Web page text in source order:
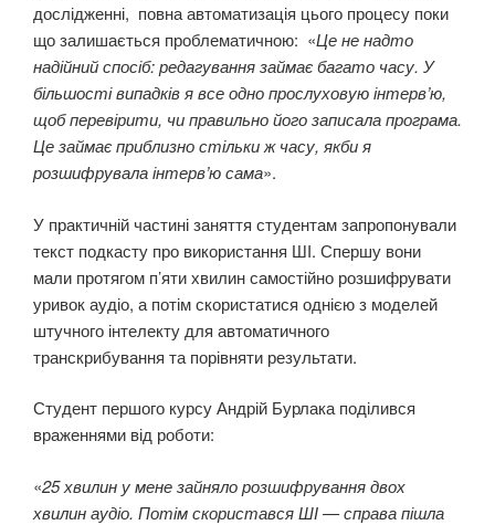
дослідженні, повна автоматизація цього процесу поки
що залишається проблематичною: «Це не надто
надійний спосіб: редагування займає багато часу. У
більшості випадків я все одно прослуховую інтерв’ю,
щоб перевірити, чи правильно його записала програма.
Це займає приблизно стільки ж часу, якби я
розшифрувала інтерв’ю сама».
У практичній частині заняття студентам запропонували
текст подкасту про використання ШІ. Спершу вони
мали протягом п’яти хвилин самостійно розшифрувати
уривок аудіо, а потім скористатися однією з моделей
штучного інтелекту для автоматичного
транскрибування та порівняти результати.
Студент першого курсу Андрій Бурлака поділився
враженнями від роботи:
«25 хвилин у мене зайняло розшифрування двох
хвилин аудіо. Потім скористався ШІ — справа пішла